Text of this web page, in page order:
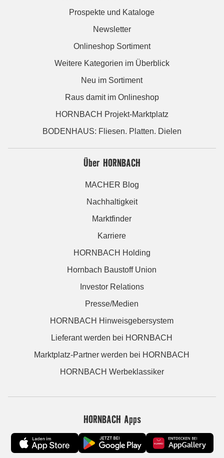
Prospekte und Kataloge
Newsletter
Onlineshop Sortiment
Weitere Kategorien im Überblick
Neu im Sortiment
Raus damit im Onlineshop
HORNBACH Projekt-Marktplatz
BODENHAUS: Fliesen. Platten. Dielen
Über HORNBACH
MACHER Blog
Nachhaltigkeit
Marktfinder
Karriere
HORNBACH Holding
Hornbach Baustoff Union
Investor Relations
Presse/Medien
HORNBACH Hinweisgebersystem
Lieferant werden bei HORNBACH
Marktplatz-Partner werden bei HORNBACH
HORNBACH Werbeklassiker
HORNBACH Apps